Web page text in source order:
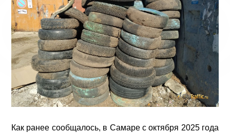
Как ранее сообщалось, в Самаре с октября 2025 года